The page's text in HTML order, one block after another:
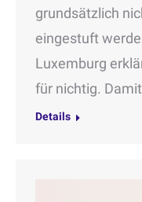
grundsätzlich
eingestuft
Luxemburg
für nichtig.
Details